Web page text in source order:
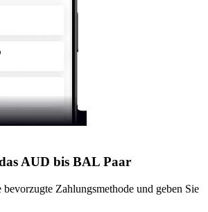
AUD bis BAL Paar
Zahlungsmethode und geben Sie